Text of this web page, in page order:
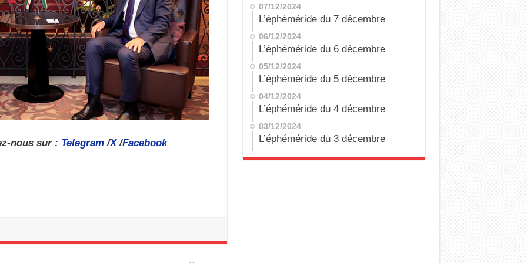
nous sur : Telegram/X/Facebook
07/12/2024
L’éphéméride du 7 décembre
06/12/2024
L’éphéméride du 6 décembre
05/12/2024
L’éphéméride du 5 décembre
04/12/2024
L’éphéméride du 4 décembre
03/12/2024
L’éphéméride du 3 décembre